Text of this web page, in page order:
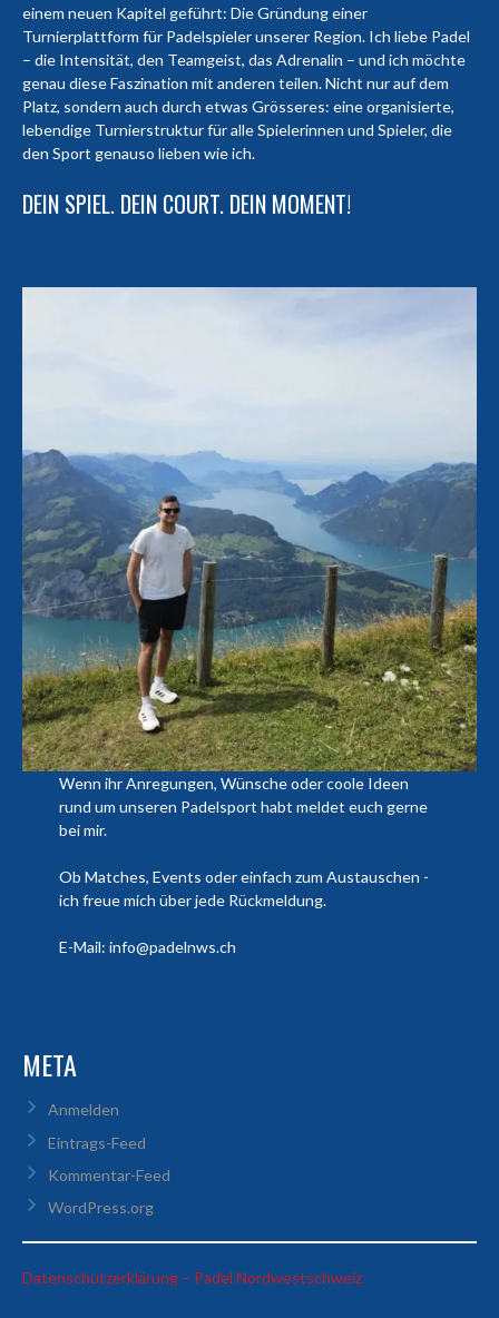
einem neuen Kapitel geführt: Die Gründung einer
Turnierplattform für Padelspieler unserer Region. Ich liebe Padel
– die Intensität, den Teamgeist, das Adrenalin – und ich möchte
genau diese Faszination mit anderen teilen. Nicht nur auf dem
Platz, sondern auch durch etwas Grösseres: eine organisierte,
lebendige Turnierstruktur für alle Spielerinnen und Spieler, die
den Sport genauso lieben wie ich.
DEIN SPIEL. DEIN COURT. DEIN MOMENT!
Wenn ihr Anregungen, Wünsche oder coole Ideen
rund um unseren Padelsport habt meldet euch gerne
bei mir.
Ob Matches, Events oder einfach zum Austauschen -
ich freue mich über jede Rückmeldung.
E-Mail: info@padelnws.ch
META
Anmelden
Eintrags-Feed
Kommentar-Feed
WordPress.org
Datenschutzerklärung – Padel Nordwestschweiz: